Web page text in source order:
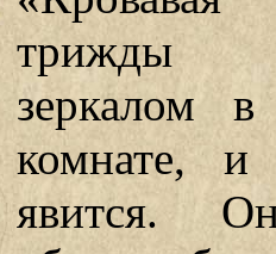
трижды
зеркалом
комнате,
явится.